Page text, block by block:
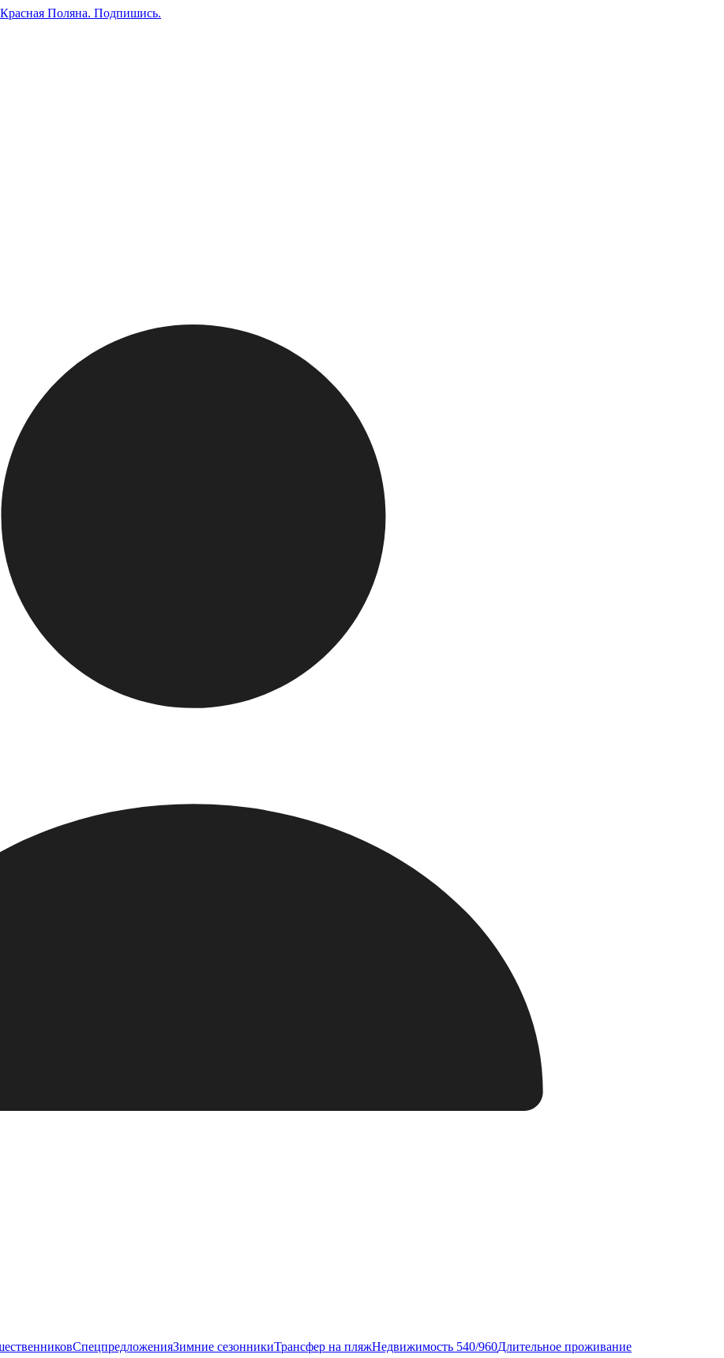
Поляна. Подпишись.
СпецпредложенияЗимние сезонникиТрансфер на пляжНедвижимость 540/960Длительное проживание